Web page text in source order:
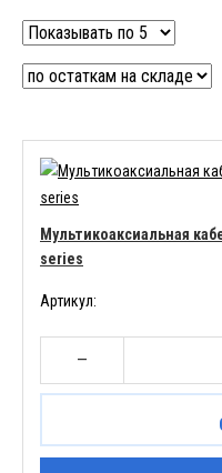
Мультикоаксиальная
series
Артикул:
–